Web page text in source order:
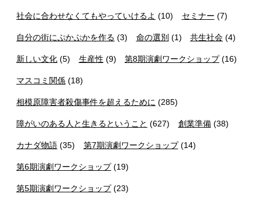
社会に合わせなくてもやっていけるよ (10) セミナー (7)
自分の街にぷかぷかを作る (3) 命の選別 (1) 共生社会 (4)
新しい文化 (5) 生産性 (9) 第8期演劇ワークショップ(16)
マスコミ関係 (18)
相模原障害者殺傷事件を超えるために (285)
障がいのある人と生きるということ (627) 創業準備(38)
カナダ物語 (35) 第7期演劇ワークショップ(14)
第6期演劇ワークショップ(19)
第5期演劇ワークショップ(23)